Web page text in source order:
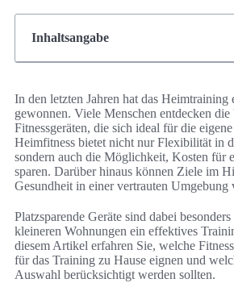
Inhaltsangabe
In den letzten Jahren hat das Heimtraining
gewonnen. Viele Menschen entdecken
Fitnessgeräten, die sich ideal für die
Heimfitness bietet nicht nur Flexibilität in
sondern auch die Möglichkeit, Kosten für
sparen. Darüber hinaus können Ziele im
Gesundheit in einer vertrauten Umgebung
Platzsparende Geräte sind dabei
kleineren Wohnungen ein effektives
diesem Artikel erfahren Sie, welche
für das Training zu Hause eignen und
Auswahl berücksichtigt werden sollten.